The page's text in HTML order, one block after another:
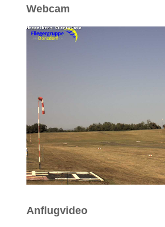
Webcam
Anflugvideo